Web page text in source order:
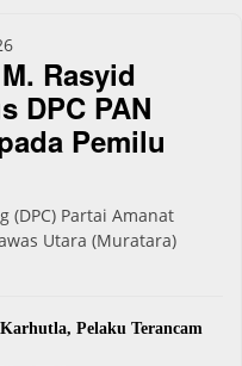
Rasyid
DPC PAN
Pemilu
(DPC) Partai Amanat
Utara (Muratara)
Pelaku Terancam